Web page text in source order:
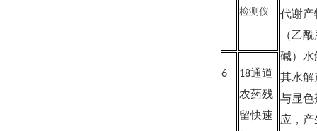
代谢产
（乙
碱）水
其水解
与显色
应，产
检测仪
6
18通道
农药残
留快速